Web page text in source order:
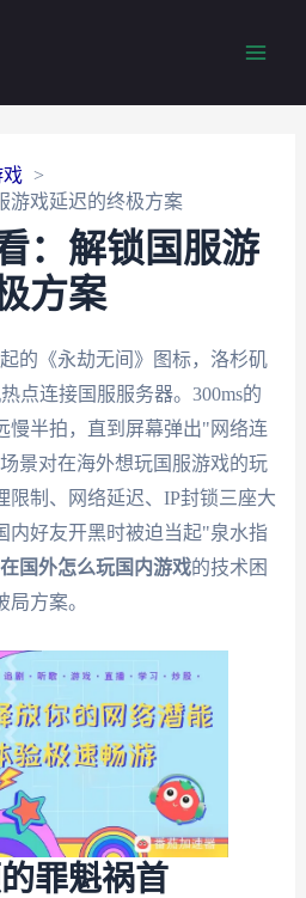
戏
游戏延迟的终极方案
：解锁国服游
方案
的《永劫无间》图标，洛杉矶
点连接国服服务器。300ms的
慢半拍，直到屏幕弹出"网络连
景对在海外想玩国服游戏的玩
限制、网络延迟、IP封锁三座大
内好友开黑时被迫当起"泉水指
在国外怎么玩国内游戏的技术困
方案。
罪魁祸首